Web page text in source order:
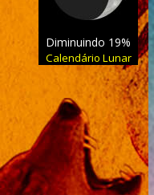
Diminuindo 19%
Calendário Lunar